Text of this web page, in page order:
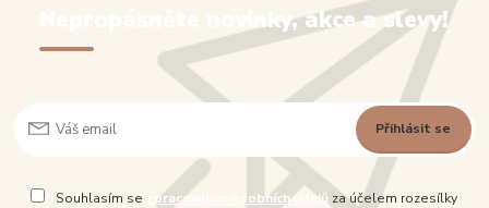
Nepropásněte novinky, akce a slevy!
Přihlásit se
Souhlasím se zpracováním osobních údajů za účelem rozesílky